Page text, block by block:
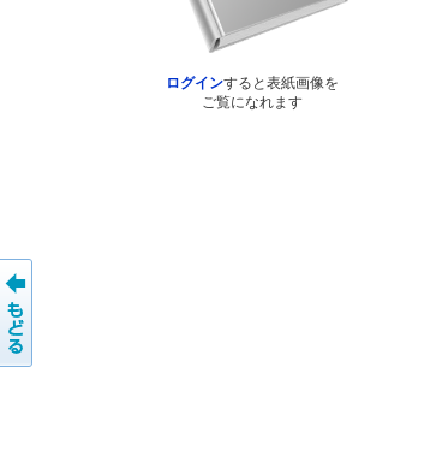
ログインすると表紙画像を
ご覧になれます